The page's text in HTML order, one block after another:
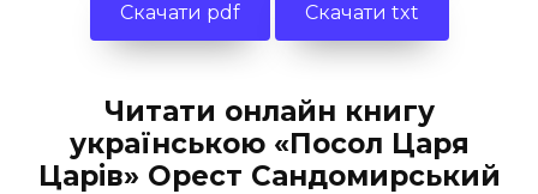
Скачати pdf Скачати txt
Читати онлайн книгу
українською «Посол Царя
Царів» Орест Сандомирський